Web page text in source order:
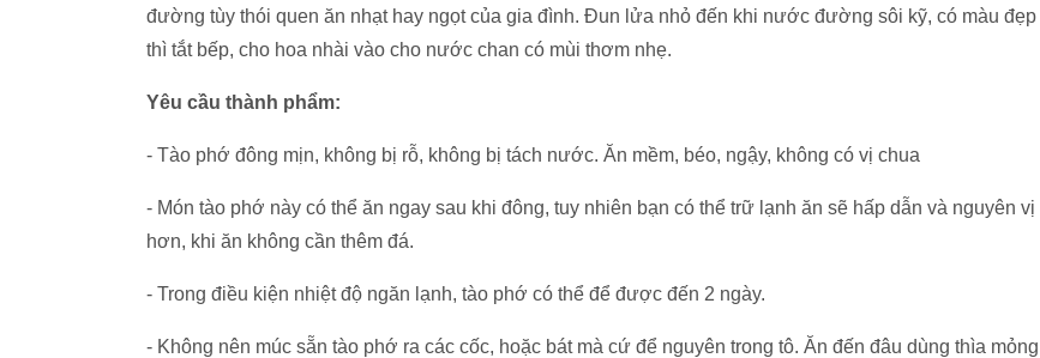
đường tùy thói quen ăn nhạt hay ngọt của gia đình. Đun lửa nhỏ đến khi nước đường sôi kỹ, có màu đẹp
thì tắt bếp, cho hoa nhài vào cho nước chan có mùi thơm nhẹ.
Yêu cầu thành phẩm:
- Tào phớ đông mịn, không bị rỗ, không bị tách nước. Ăn mềm, béo, ngậy, không có vị chua
- Món tào phớ này có thể ăn ngay sau khi đông, tuy nhiên bạn có thể trữ lạnh ăn sẽ hấp dẫn và nguyên vị
hơn, khi ăn không cần thêm đá.
- Trong điều kiện nhiệt độ ngăn lạnh, tào phớ có thể để được đến 2 ngày.
- Không nên múc sẵn tào phớ ra các cốc, hoặc bát mà cứ để nguyên trong tô. Ăn đến đâu dùng thìa mỏng